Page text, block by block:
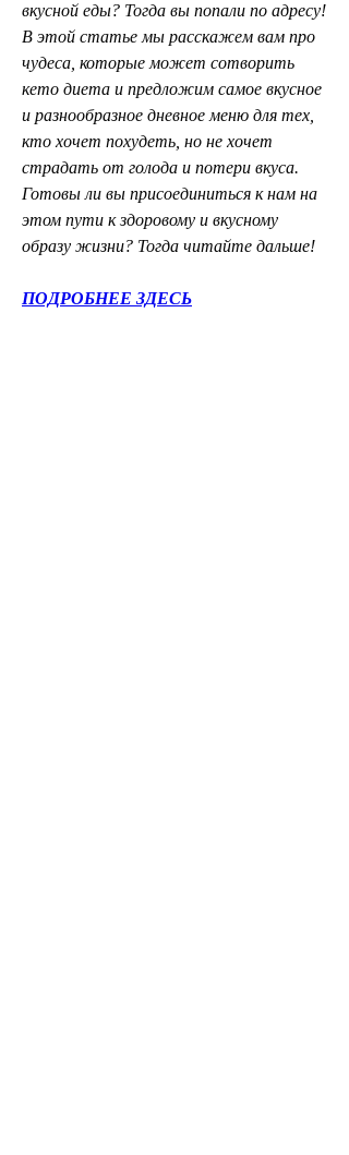
вкусной еды? Тогда вы попали по адресу!
В этой статье мы расскажем вам про
чудеса, которые может сотворить
кето диета и предложим самое вкусное
и разнообразное дневное меню для тех,
кто хочет похудеть, но не хочет
страдать от голода и потери вкуса.
Готовы ли вы присоединиться к нам на
этом пути к здоровому и вкусному
образу жизни? Тогда читайте дальше!
ПОДРОБНЕЕ ЗДЕСЬ